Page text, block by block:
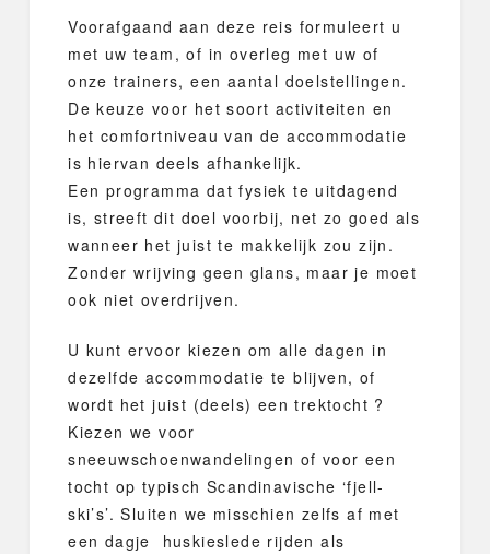
Voorafgaand aan deze reis formuleert u
met uw team, of in overleg met uw of
onze trainers, een aantal doelstellingen.
De keuze voor het soort activiteiten en
het comfortniveau van de accommodatie
is hiervan deels afhankelijk.
Een programma dat fysiek te uitdagend
is, streeft dit doel voorbij, net zo goed als
wanneer het juist te makkelijk zou zijn.
Zonder wrijving geen glans, maar je moet
ook niet overdrijven.
U kunt ervoor kiezen om alle dagen in
dezelfde accommodatie te blijven, of
wordt het juist (deels) een trektocht ?
Kiezen we voor
sneeuwschoenwandelingen of voor een
tocht op typisch Scandinavische ‘fjell-
ski’s’. Sluiten we misschien zelfs af met
een dagje huskieslede rijden als